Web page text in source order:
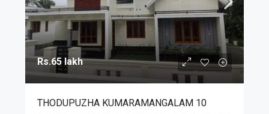
Rs.65 lakh
THODUPUZHA KUMARAMANGALAM 10